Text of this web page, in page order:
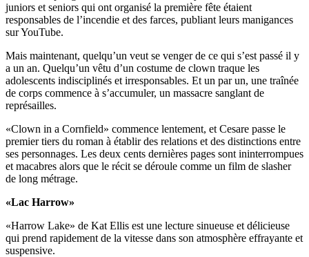
juniors et seniors qui ont organisé la première fête étaient
responsables de l’incendie et des farces, publiant leurs manigances
sur YouTube.
Mais maintenant, quelqu’un veut se venger de ce qui s’est passé il y
a un an. Quelqu’un vêtu d’un costume de clown traque les
adolescents indisciplinés et irresponsables. Et un par un, une traînée
de corps commence à s’accumuler, un massacre sanglant de
représailles.
«Clown in a Cornfield» commence lentement, et Cesare passe le
premier tiers du roman à établir des relations et des distinctions entre
ses personnages. Les deux cents dernières pages sont ininterrompues
et macabres alors que le récit se déroule comme un film de slasher
de long métrage.
«Lac Harrow»
«Harrow Lake» de Kat Ellis est une lecture sinueuse et délicieuse
qui prend rapidement de la vitesse dans son atmosphère effrayante et
suspensive.